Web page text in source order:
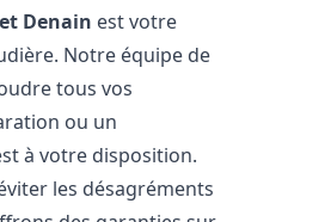
Denain est votre
Notre équipe de
tous vos
ou un
à votre disposition.
les désagréments